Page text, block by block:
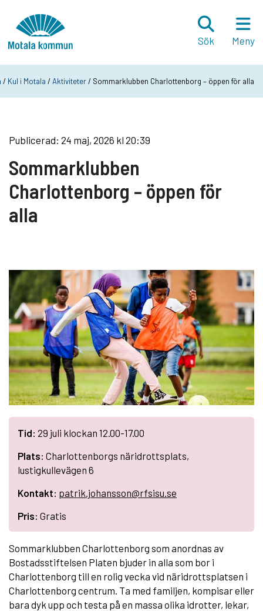
Sök
Meny
/ Kul i Motala /Aktiviteter/ Sommarklubben Charlottenborg – öppen för alla
Publicerad: 24 maj, 2026 kl 20:39
Sommarklubben
Charlottenborg – öppen för
alla
Tid: 29 juli klockan 12.00-17.00
Plats: Charlottenborgs näridrottsplats,
lustigkullevägen 6
Kontakt: patrik.johansson@rfsisu.se
Pris: Gratis
Sommarklubben Charlottenborg som anordnas av
Bostadsstiftelsen Platen bjuder in alla som bor i
Charlottenborg till en rolig vecka vid näridrottsplatsen i
Charlottenborg centrum. Ta med familjen, kompisar eller
bara dyk upp och testa på en massa olika idrotter, lekar,